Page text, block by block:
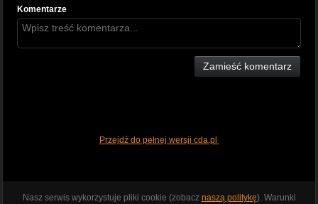
Komentarze
Zamieść komentarz
Przejdź do pełnej wersji cda.pl
Nasz serwis wykorzystuje pliki cookie (zobacz naszą politykę). Warunki